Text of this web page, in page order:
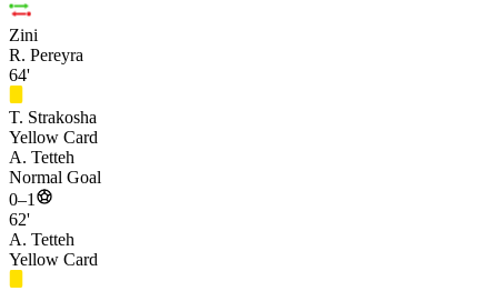
Zini
R. Pereyra
64'
T. Strakosha
Yellow Card
A. Tetteh
Normal Goal
0–1
62'
A. Tetteh
Yellow Card